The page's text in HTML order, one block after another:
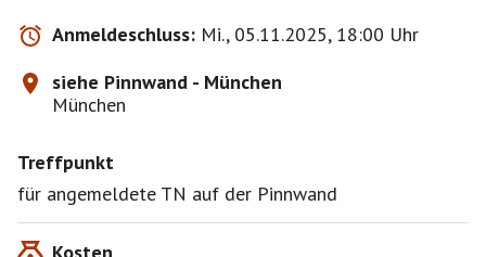
Anmeldeschluss: Mi., 05.11.2025, 18:00 Uhr
siehe Pinnwand - München
München
Treffpunkt
für angemeldete TN auf der Pinnwand